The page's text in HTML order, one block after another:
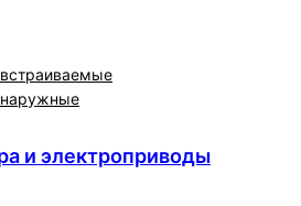
и электроприводы